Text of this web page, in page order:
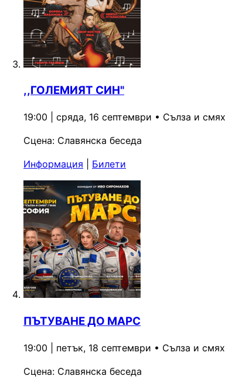
,,ГОЛЕМИЯТ СИН"
19:00 | сряда, 16 септември • Сълза и смях
Сцена: Славянска беседа
Информация
Билети
ПЪТУВАНЕ ДО МАРС
19:00 | петък, 18 септември • Сълза и смях
Сцена: Славянска беседа